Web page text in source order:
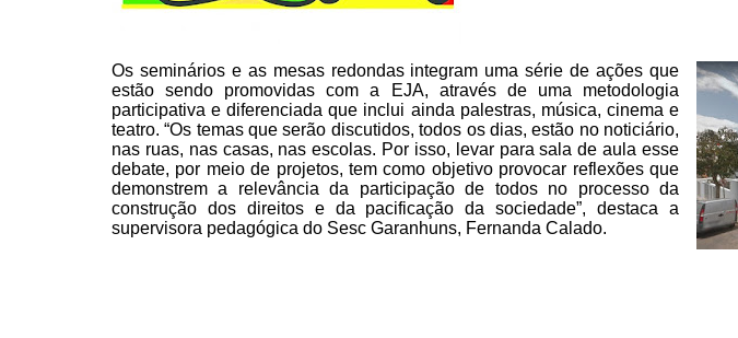
Os seminários e as mesasredondas integram uma série de ações que
estão sendo promovidas com a EJA, através de uma metodologia
participativa e diferenciada que inclui ainda palestras, música, cinema e
teatro. “Os temas que serão discutidos, todos osdias, estão no noticiário,
nas ruas, nas casas, nas escolas. Por isso, levarpara sala de aula esse
debate, por meio de projetos, tem como objetivo provocar reflexões que
demonstrem a relevância da participação de todos no processo da
construção dos direitos e da pacificação da sociedade”, destaca a
supervisora pedagógica do Sesc Garanhuns, Fernanda Calado.